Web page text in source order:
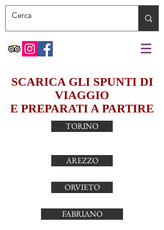
SCARICA GLI SPUNTI DI
VIAGGIO
E PREPARATI A PARTIRE
TORINO
AREZZO
ORVIETO
FABRIANO